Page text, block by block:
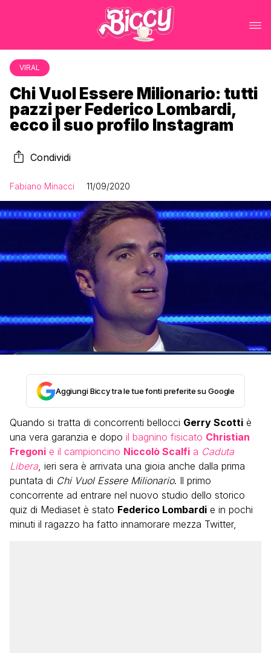
VIRAL
Chi Vuol Essere Milionario: tutti
pazzi per Federico Lombardi,
ecco il suo profilo Instagram
Condividi
Fabiano Minacci 11/09/2020
Aggiungi Biccy tra le tue fonti preferite su Google
Quando si tratta di concorrenti bellocci Gerry Scotti è
una vera garanzia e dopo il bagnino fisicato Christian
Fregoni e il campioncino Niccolò Scalfi a Caduta
Libera , ieri sera è arrivata una gioia anche dalla prima
puntata di Chi Vuol Essere Milionario. Il primo
concorrente ad entrare nel nuovo studio dello storico
quiz di Mediaset è stato Federico Lombardi e in pochi
minuti il ragazzo ha fatto innamorare mezza Twitter,